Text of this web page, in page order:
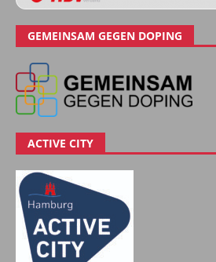
GEMEINSAM GEGEN DOPING
ACTIVE CITY